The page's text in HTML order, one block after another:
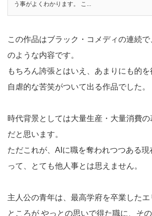
う事がよくわかります。 こ...
この作品はブラック・コメディの連続
のような内容です。
もちろん誇張とはいえ、あまりにも的
自虐的な苦笑がついて出る作品でした。
時代背景としては大量生産・大量消費
だと思います。
ただこれが、AIに職を奪われつつある
って、とても他人事とは思えません。
主人公の青年は、最高学府を卒業したエ
ところが やっとの思いで得た職に、そ